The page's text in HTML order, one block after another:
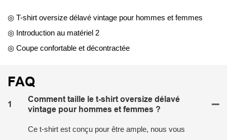
◎ T-shirt oversize délavé vintage pour hommes et femmes
◎ Introduction au matériel 2
◎ Coupe confortable et décontractée
FAQ
1
Comment taille le t-shirt oversize délavé
vintage pour hommes et femmes ?
Ce t-shirt est conçu pour être ample, nous vous